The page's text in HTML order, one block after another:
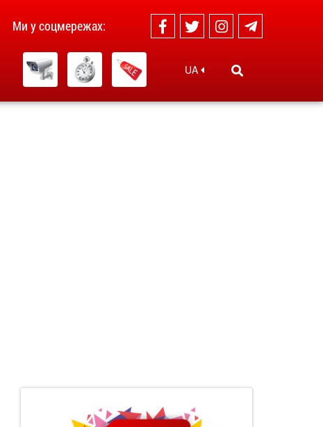
Ми у соцмережах:
UA